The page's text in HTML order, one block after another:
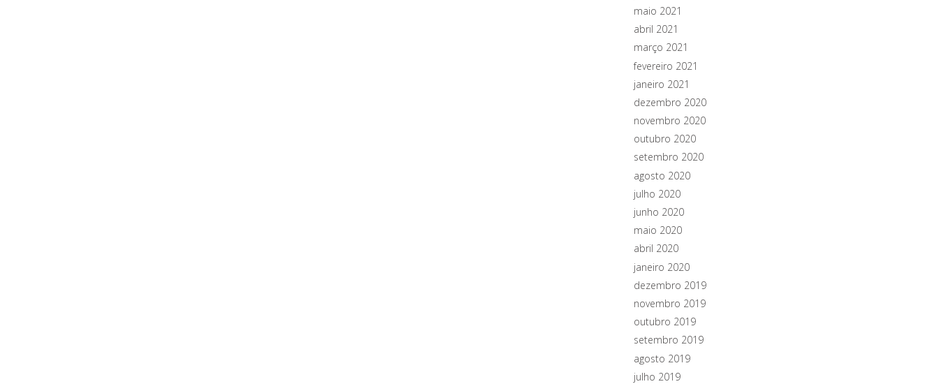
maio 2021
abril 2021
março 2021
fevereiro 2021
janeiro 2021
dezembro 2020
novembro 2020
outubro 2020
setembro 2020
agosto 2020
julho 2020
junho 2020
maio 2020
abril 2020
janeiro 2020
dezembro 2019
novembro 2019
outubro 2019
setembro 2019
agosto 2019
julho 2019